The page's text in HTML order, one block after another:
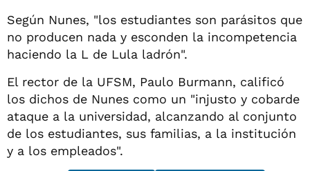
Según Nunes, "los estudiantes son parásitos que
no producen nada y esconden la incompetencia
haciendo la L de Lula ladrón".
El rector de la UFSM, Paulo Burmann, calificó
los dichos de Nunes como un "injusto y cobarde
ataque a la universidad, alcanzando al conjunto
de los estudiantes, sus familias, a la institución
y a los empleados".